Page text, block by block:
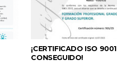
¡CERTIFICADO ISO 9001
CONSEGUIDO!